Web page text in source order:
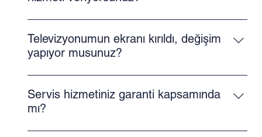
Tüm marka ve model televizyonlara (LG, Samsung,
Vestel, Arçelik, Philips, Sony vb.) teknik servis
hizmeti sunuyoruz.
Televizyonumun ekranı kırıldı, değişim
yapıyor musunuz?
Evet, kırık veya arızalı ekranlar %100 orijinal
panellerle değiştirilir. Her markaya özel ekranlarımız
mevcuttur.
Servis hizmetiniz garanti kapsamında
mı?
Evet, yapılan tüm onarım ve parça değişimi işlemleri